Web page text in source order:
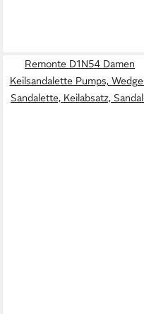
Remonte D1N54 Damen
Keilsandalette Pumps,
Sandalette, Keilabsatz,